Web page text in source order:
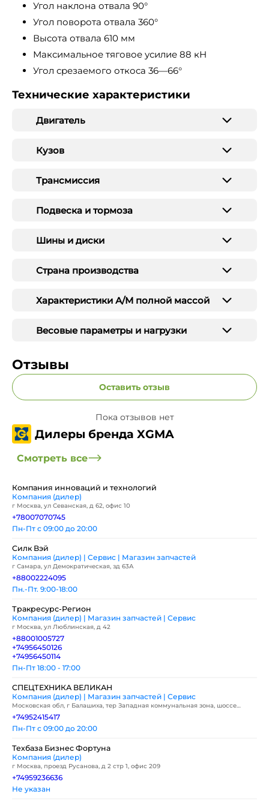
Угол наклона отвала 90°
Угол поворота отвала 360°
Высота отвала 610 мм
Максимальное тяговое усилие 88 кН
Угол срезаемого откоса 36—66°
Технические характеристики
Двигатель
Кузов
Трансмиссия
Подвеска и тормоза
Шины и диски
Страна производства
Характеристики А/М полной массой
Весовые параметры и нагрузки
Отзывы
Оставить отзыв
Пока отзывов нет
Дилеры бренда XGMA
Смотреть все
Компания инноваций и технологий
Компания (дилер)
г Москва, ул Севанская, д 62, офис 10
+78007070745
Пн-Пт с 09:00 до 20:00
Силк Вэй
Компания (дилер) | Сервис | Магазин запчастей
г Самара, ул Демократическая, зд 63А
+88002224095
Пн.-Пт. 9:00-18:00
Тракресурс-Регион
Компания (дилер) | Магазин запчастей | Сервис
г Москва, ул Люблинская, д 42
+88001005727
+74956450126
+74956450114
Пн-Пт 18:00 - 17:00
СПЕЦТЕХНИКА ВЕЛИКАН
Компания (дилер) | Магазин запчастей | Сервис
Московская обл, г Балашиха, тер Западная коммунальная зона, шоссе
Энтузиастов, влд 2
+74952415417
Пн-Пт с 09:00 до 20:00
Техбаза Бизнес Фортуна
Компания (дилер)
г Москва, проезд Русанова, д 2 стр 1, офис 209
+74959236636
Не указан